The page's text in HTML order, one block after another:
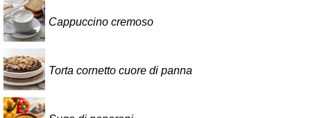
Cappuccino cremoso
Torta cornetto cuore di panna